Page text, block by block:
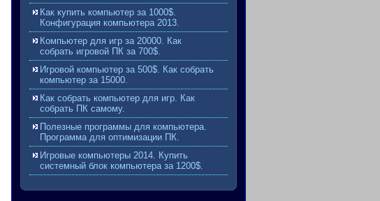
Как купить компьютер за 1000$.
Конфигурация компьютера 2013.
Компьютер для игр за 20000. Как
собрать игровой ПК за 700$.
Игровой компьютер за 500$. Как собрать
компьютер за 15000.
Как собрать компьютер для игр. Как
собрать ПК самому.
Полезные программы для компьютера.
Программа для оптимизации ПК.
Игровые компьютеры 2014. Купить
системный блок компьютера за 1200$.